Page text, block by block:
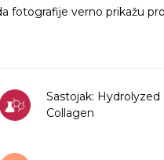
fotografije verno prikažu
Sastojak: Hydrolyzed
Collagen